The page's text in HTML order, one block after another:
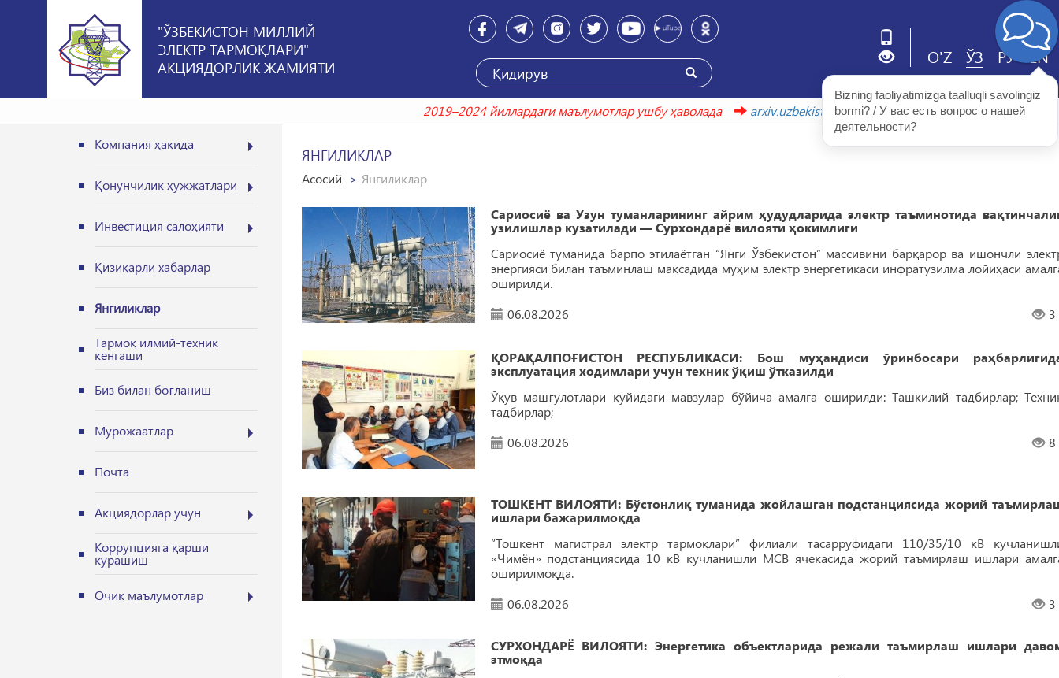
"ЎЗБЕКИСТОН МИЛЛИЙ
ЭЛЕКТР ТАРМОҚЛАРИ"
АКЦИЯДОРЛИК ЖАМИЯТИ
O'Z ЎЗ РУ EN
2019–2024 йиллардаги маълумотлар ушбу ҳаволада
arxiv.uzbekistonmet.uz
Компания ҳақида
Қонунчилик ҳужжатлари
Инвестиция салоҳияти
Қизиқарли хабарлар
Янгиликлар
Тармоқ илмий-техник
кенгаши
Биз билан боғланиш
Мурожаатлар
Почта
Акциядорлар учун
Коррупцияга қарши
курашиш
Очиқ маълумотлар
ЯНГИЛИКЛАР
Асосий Янгиликлар
Сариосиё ва Узун туманларининг айрим ҳудудларида электр таъминотида
узилишлар кузатилади — Сурхондарё вилояти ҳокимлиги
Сариосиё туманида барпо этилаётган “Янги Ўзбекистон” массивини барқарор ва ишончли
энергияси билан таъминлаш мақсадида муҳим электр энергетикаси инфратузилма лойиҳаси
оширилди.
06.08.2026
3
ҚОРАҚАЛПОҒИСТОН РEСПУБЛИКАСИ: Бош муҳандиси ўринбосари
эксплуатация ходимлари учун техник ўқиш ўтказилди
Ўқув машғулотлари қуйидаги мавзулар бўйича амалга оширилди: Ташкилий тадбирлар;
тадбирлар;
06.08.2026
8
ТОШКEНТ ВИЛОЯТИ: Бўстонлиқ туманида жойлашган подстанциясида жорий
ишлари бажарилмоқда
“Тошкент магистрал электр тармоқлари” филиали тасарруфидаги 110/35/10 кВ
«Чимён» подстанциясида 10 кВ кучланишли МСВ ячекасида жорий таъмирлаш ишлари
оширилмоқда.
06.08.2026
3
СУРХОНДАРЁ ВИЛОЯТИ: Энергетика объектларида режали таъмирлаш ишлари
этмоқда
Bizning faoliyatimizga taalluqli savolingiz
bormi? / У вас есть вопрос о нашей
деятельности?